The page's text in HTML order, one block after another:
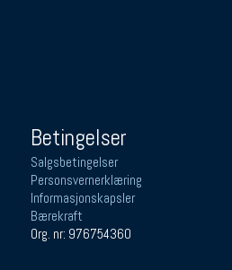
Betingelser
Salgsbetingelser
Personsvernerklæring
Informasjonskapsler
Bærekraft
Org. nr: 976754360